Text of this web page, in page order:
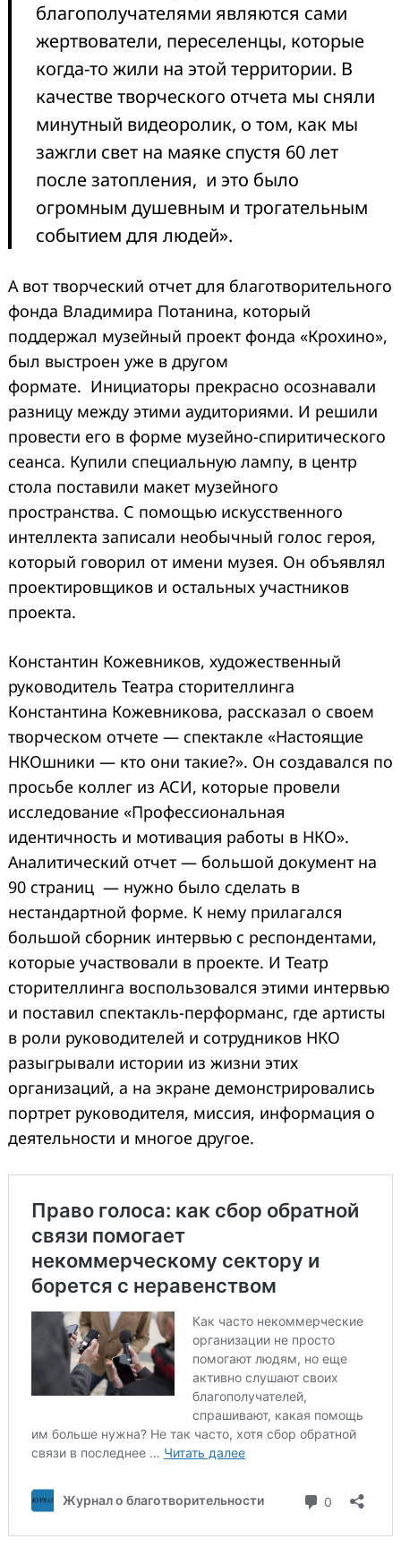
благополучателями являются сами
жертвователи, переселенцы, которые
когда-то жили на этой территории. В
качестве творческого отчета мы сняли
минутный видеоролик, о том, как мы
зажгли свет на маяке спустя 60 лет
после затопления, и это было
огромным душевным и трогательным
событием для людей».
А вот творческий отчет для благотворительного
фонда Владимира Потанина, который
поддержал музейный проект фонда «Крохино»,
был выстроен уже в другом
формате. Инициаторы прекрасно осознавали
разницу между этими аудиториями. И решили
провести его в форме музейно-спиритического
сеанса. Купили специальную лампу, в центр
стола поставили макет музейного
пространства. С помощью искусственного
интеллекта записали необычный голос героя,
который говорил от имени музея. Он объявлял
проектировщиков и остальных участников
проекта.
Константин Кожевников, художественный
руководитель Театра сторителлинга
Константина Кожевникова, рассказал о своем
творческом отчете — спектакле «Настоящие
НКОшники — кто они такие?». Он создавался по
просьбе коллег из АСИ, которые провели
исследование «Профессиональная
идентичность и мотивация работы в НКО».
Аналитический отчет — большой документ на
90 страниц — нужно было сделать в
нестандартной форме. К нему прилагался
большой сборник интервью с респондентами,
которые участвовали в проекте. И Театр
сторителлинга воспользовался этими интервью
и поставил спектакль-перформанс, где артисты
в роли руководителей и сотрудников НКО
разыгрывали истории из жизни этих
организаций, а на экране демонстрировались
портрет руководителя, миссия, информация о
деятельности и многое другое.
Search